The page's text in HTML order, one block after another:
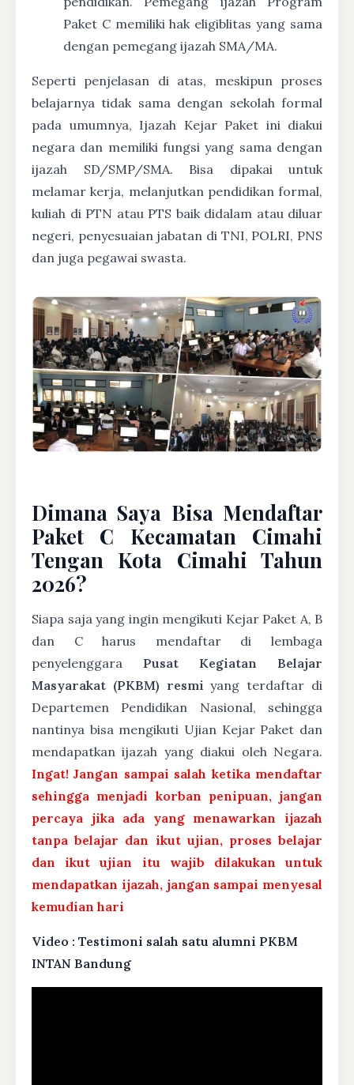
Paket C memiliki hak eligiblitas yang sama
dengan pemegang ijazah SMA/MA.
Seperti penjelasan di atas, meskipun proses
belajarnya tidak sama dengan sekolah formal
pada umumnya, Ijazah Kejar Paket ini diakui
negara dan memiliki fungsi yang sama dengan
ijazah SD/SMP/SMA. Bisa dipakai untuk
melamar kerja, melanjutkan pendidikan formal,
kuliah di PTN atau PTS baik didalam atau diluar
negeri, penyesuaian jabatan di TNI, POLRI, PNS
dan juga pegawai swasta.
Dimana Saya Bisa Mendaftar
Paket C Kecamatan Cimahi
Tengan Kota Cimahi Tahun
2026?
Siapa saja yang ingin mengikuti Kejar Paket A, B
dan C harus mendaftar di lembaga
penyelenggara Pusat Kegiatan Belajar
Masyarakat (PKBM) resmi yang terdaftar di
Departemen Pendidikan Nasional, sehingga
nantinya bisa mengikuti Ujian Kejar Paket dan
mendapatkan ijazah yang diakui oleh Negara.
Ingat! Jangan sampai salah ketika mendaftar
sehingga menjadi korban penipuan, jangan
percaya jika ada yang menawarkan ijazah
tanpa belajar dan ikut ujian, proses belajar
dan ikut ujian itu wajib dilakukan untuk
mendapatkan ijazah, jangan sampai menyesal
kemudian hari
Video : Testimoni salah satu alumni PKBM
INTAN Bandung